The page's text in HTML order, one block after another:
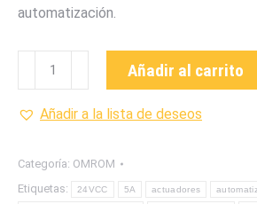
automatización.
DC24V
SALIDA
DE
Añadir al carrito
Añadir a la lista de deseos
Categoría: OMROM
Etiquetas:
24VCC 5A actuadores